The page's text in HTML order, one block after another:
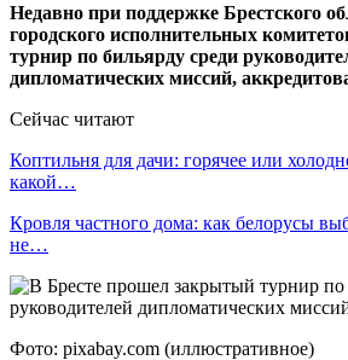
Недавно при поддержке Брестского
городского исполнительных
турнир по бильярду среди
дипломатических миссий,
Сейчас читают
Коптильня для дачи: горячее или
какой…
Кровля частного дома: как белорусы
не…
Фото: pixabay.com (иллюстративное)